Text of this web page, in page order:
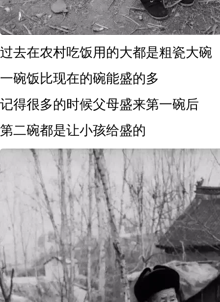
过去在农村吃饭用的大都是粗瓷大碗
一碗饭比现在的碗能盛的多
记得很多的时候父母盛来第一碗后
第二碗都是让小孩给盛的